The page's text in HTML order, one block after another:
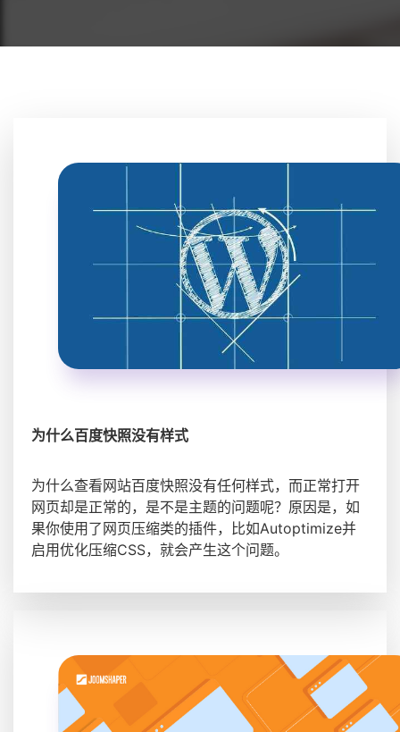
为什么百度快照没有样式
为什么查看网站百度快照没有任何样式，而正常打开
网页却是正常的，是不是主题的问题呢？原因是，如
果你使用了网页压缩类的插件，比如Autoptimize并
启用优化压缩CSS，就会产生这个问题。